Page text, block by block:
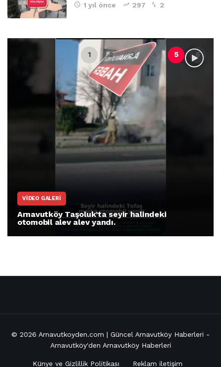
1 yıl önce 297 2
VIDEO GALERI
Arnavutköy Taşoluk’ta seyir halindeki
otomobil alev alev yandı.
© 2026 Arnavutkoyden.com | Güncel Arnavutköy Haberleri -
Arnavutköy'den Arnavutköy Haberleri
Künye ve Gizlillik Politikası Reklam iletişim